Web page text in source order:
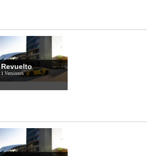
Revuelto
1 Versiones